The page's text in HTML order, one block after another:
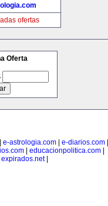
ofertas
Oferta
e-astrologia.com| e-diarios.com|
| educacionpolitica.com|
expirados.net|